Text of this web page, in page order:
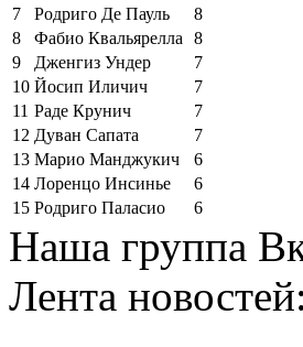
7
Родриго Де Пауль
8
8
Фабио Квальярелла
8
9
Дженгиз Ундер
7
10 Йосип Иличич
7
11 Раде Крунич
7
12 Дуван Сапата
7
13 Марио Манджукич
6
14 Лоренцо Инсинье
6
15 Родриго Паласио 6
Наша группа
Лента новостей: